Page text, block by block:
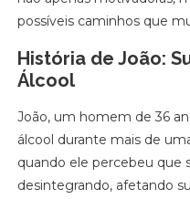
possíveis caminhos que
História de João:
Álcool
João, um homem de 36
álcool durante mais de
quando ele percebeu que
desintegrando, afetando